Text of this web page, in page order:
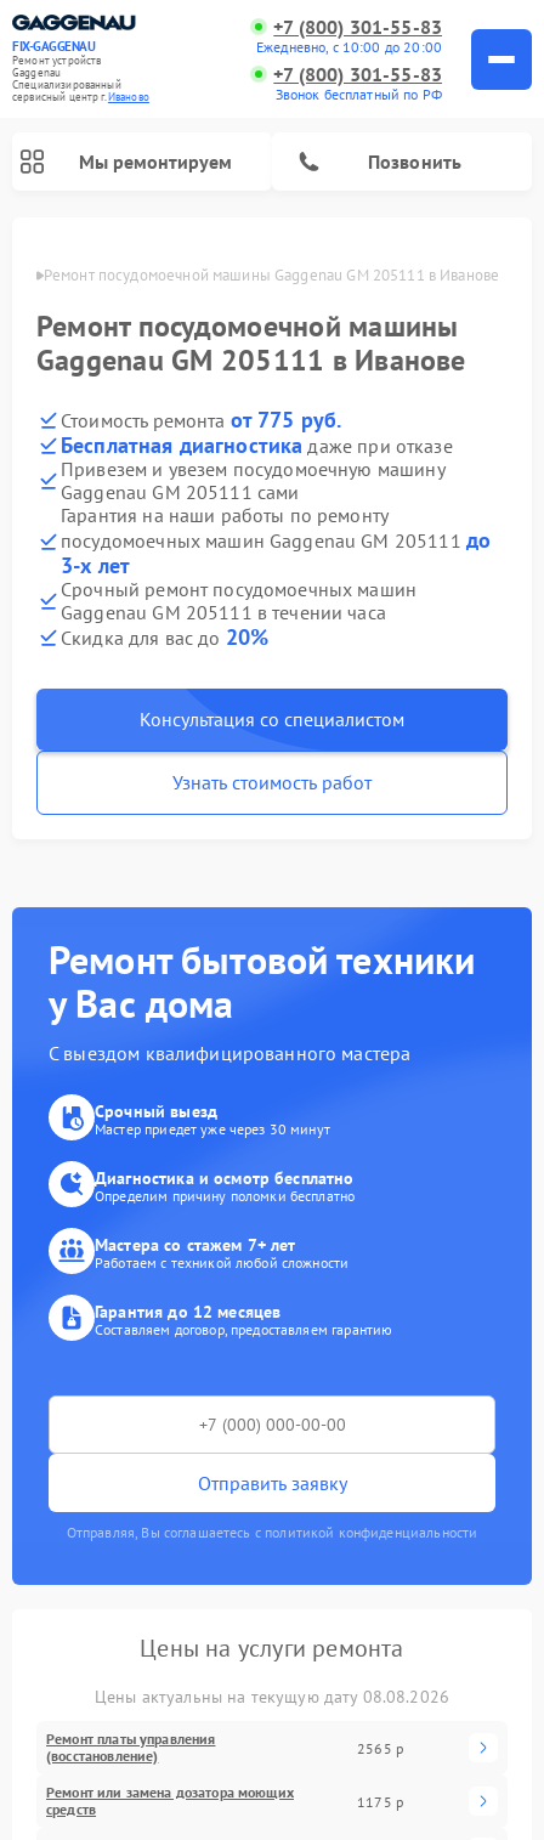
FIX-GAGGENAU
Ремонт устройств
Gaggenau
Специализированный
cервисный центр г.Иваново
+7 (800) 301-55-83
Ежедневно, с 10:00 до 20:00
+7 (800) 301-55-83
Звонок бесплатный по РФ
Мы ремонтируем Позвонить
Ремонт посудомоечной машины Gaggenau GM 205111 в Иванове
Ремонт посудомоечной машины
Gaggenau GM 205111 в Иванове
Стоимость ремонта от 775 руб.
Бесплатная диагностика даже при отказе
Привезем и увезем посудомоечную машину
Gaggenau GM 205111 сами
Гарантия на наши работы по ремонту
посудомоечных машин Gaggenau GM 205111 до
3-х лет
Срочный ремонт посудомоечных машин
Gaggenau GM 205111 в течении часа
Скидка для вас до 20%
Консультация со специалистом
Узнать стоимость работ
Ремонт бытовой техники
у Вас дома
С выездом квалифицированного мастера
Срочный выезд
Мастер приедет уже через 30 минут
Диагностика и осмотр бесплатно
Определим причину поломки бесплатно
Мастера со стажем 7+ лет
Работаем с техникой любой сложности
Гарантия до 12 месяцев
Составляем договор, предоставляем гарантию
Отправить заявку
Отправляя, Вы соглашаетесь с политикой конфиденциальности
Цены на услуги ремонта
Цены актуальны на текущую дату 08.08.2026
Ремонт платы управления
(восстановление)
2565 р
Ремонт или замена дозатора моющих
средств
1175 р